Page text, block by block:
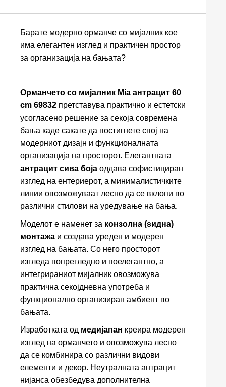
Барате модерно орманче со мијалник кое
има елегантен изглед и практичен простор
за организација на бањата?
Орманчето со мијалник Mia антрацит 60
cm 69832 претставува практично и естетски
усогласено решение за секоја современа
бања каде сакате да постигнете спој на
модерниот дизајн и функционалната
организација на просторот. Елегантната
антрацит сива боја оддава софистициран
изглед на ентериерот, а минималистичките
линии овозможуваат лесно да се вклопи во
различни стилови на уредување на бања.
Моделот е наменет за конзолна (ѕидна)
монтажа и создава уреден и модерен
изглед на бањата. Со него просторот
изгледа попрегледно и поелегантно, а
интегрираниот мијалник овозможува
практична секојдневна употреба и
функционално организиран амбиент во
бањата.
Изработката од медијапан креира модерен
изглед на орманчето и овозможува лесно
да се комбинира со различни видови
елементи и декор. Неутралната антрацит
нијанса обезбедува дополнителна